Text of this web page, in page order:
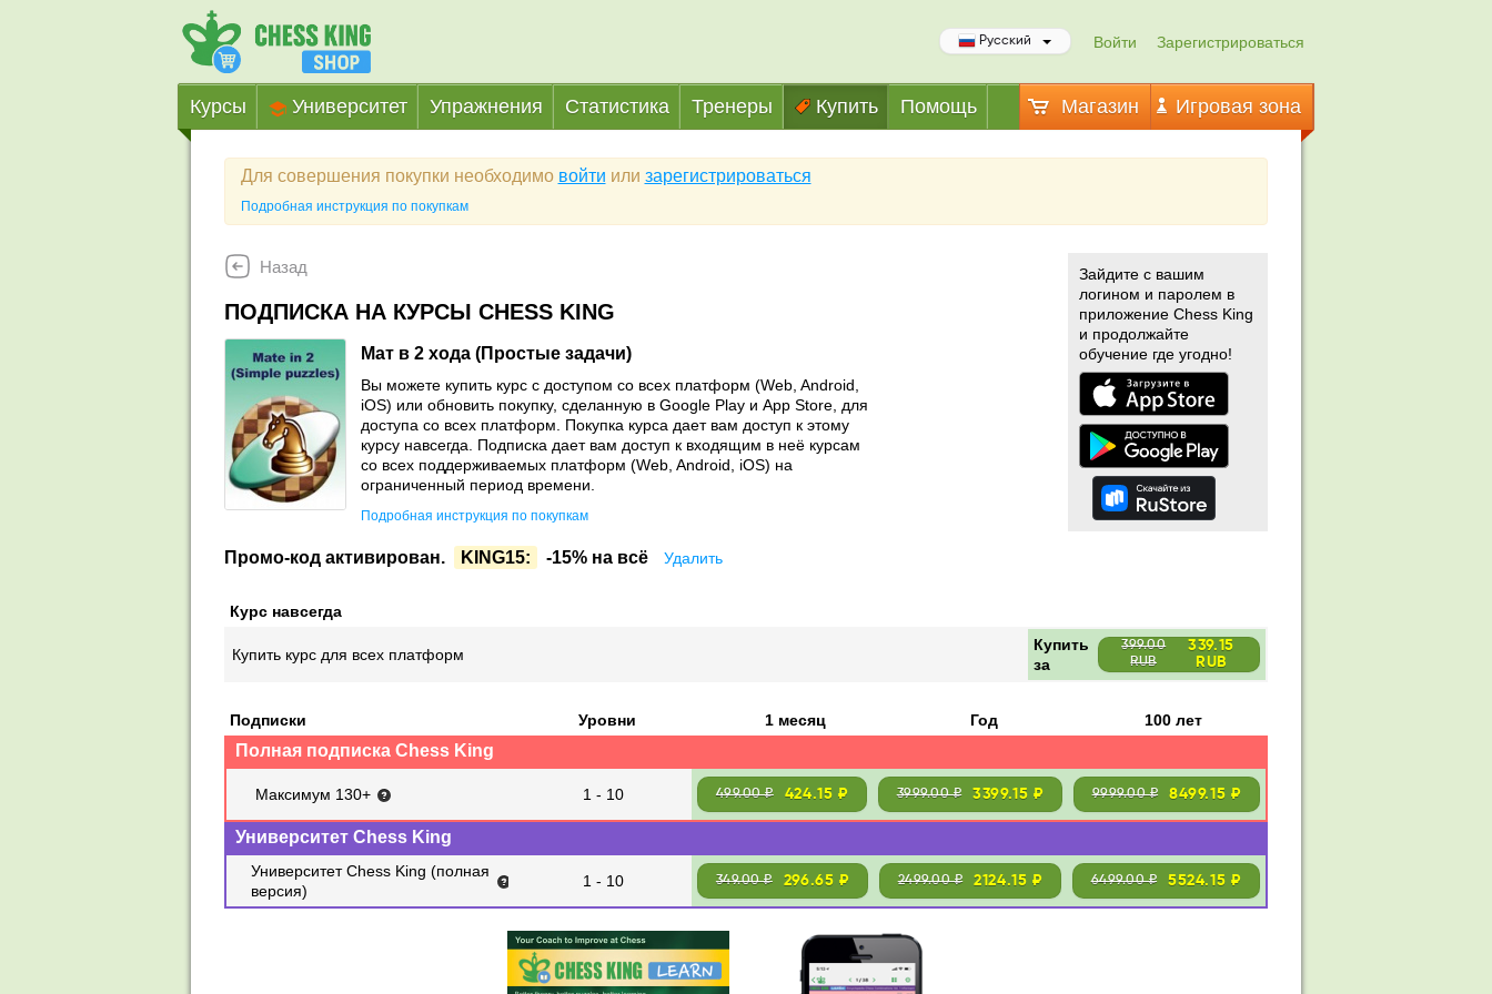
Войти Зарегистрироваться
Русский
Курсы Университет Упражнения Статистика Тренеры Купить Помощь Магазин Игровая зона
Для совершения покупки необходимо войти или зарегистрироваться
Подробная инструкция по покупкам
Зайдите с вашим
логином и паролем в
приложение Chess King
и продолжайте
обучение где угодно!
Назад
ПОДПИСКА НА КУРСЫ CHESS KING
Мат в 2 хода (Простые задачи)
Вы можете купить курс с доступом со всех платформ (Web, Android,
iOS) или обновить покупку, сделанную в Google Play и App Store, для
доступа со всех платформ. Покупка курса дает вам доступ к этому
курсу навсегда. Подписка дает вам доступ к входящим в неё курсам
со всех поддерживаемых платформ (Web, Android, iOS) на
ограниченный период времени.
Подробная инструкция по покупкам
Промо-код активирован. KING15: -15% на всё Удалить
Курс навсегда
Купить курс для всех платформ
Купить
за
399.00
RUB
339.15
RUB
Подписки Уровни 1 месяц Год 100 лет
Полная подписка Chess King
Максимум 130+ 1 - 10 499.00 ₽ 424.15 ₽ 3999.00 ₽ 3399.15 ₽ 9999.00 ₽ 8499.15 ₽
Университет Chess King
Университет Chess King (полная
версия)
1 - 10 349.00 ₽ 296.65 ₽ 2499.00 ₽ 2124.15 ₽ 6499.00 ₽ 5524.15 ₽